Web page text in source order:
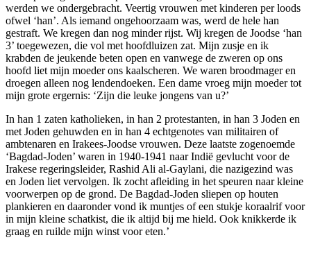
werden we ondergebracht. Veertig vrouwen met kinderen per loods
ofwel ‘han’. Als iemand ongehoorzaam was, werd de hele han
gestraft. We kregen dan nog minder rijst. Wij kregen de Joodse ‘han
3’ toegewezen, die vol met hoofdluizen zat. Mijn zusje en ik
krabden de jeukende beten open en vanwege de zweren op ons
hoofd liet mijn moeder ons kaalscheren. We waren broodmager en
droegen alleen nog lendendoeken. Een dame vroeg mijn moeder tot
mijn grote ergernis: ‘Zijn die leuke jongens van u?’
In han 1 zaten katholieken, in han 2 protestanten, in han 3 Joden en
met Joden gehuwden en in han 4 echtgenotes van militairen of
ambtenaren en Irakees-Joodse vrouwen. Deze laatste zogenoemde
‘Bagdad-Joden’ waren in 1940-1941 naar Indië gevlucht voor de
Irakese regeringsleider, Rashid Ali al-Gaylani, die nazigezind was
en Joden liet vervolgen. Ik zocht afleiding in het speuren naar kleine
voorwerpen op de grond. De Bagdad-Joden sliepen op houten
plankieren en daaronder vond ik muntjes of een stukje koraalrif voor
in mijn kleine schatkist, die ik altijd bij me hield. Ook knikkerde ik
graag en ruilde mijn winst voor eten.’